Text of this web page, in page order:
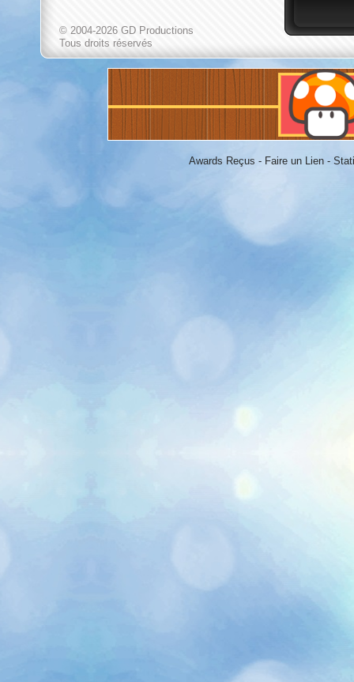
© 2004-2026 GD Productions
Tous droits réservés
Awards Reçus - Faire un Lien-